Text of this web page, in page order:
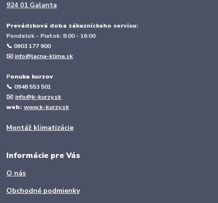
924 01 Galanta
Prevádzková doba zákazníckeho servisu:
Pondelok - Piatok: 8:00 - 16:00
📞 0903 177 900
✉️ info@lacna-klima.sk
Ponuka kurzov
📞 0948 553 501
✉️ info@k-kurzy.sk
web:www.k-kurzy.sk
Montáž klimatizácie
Informácie pre Vás
O nás
Obchodné podmienky